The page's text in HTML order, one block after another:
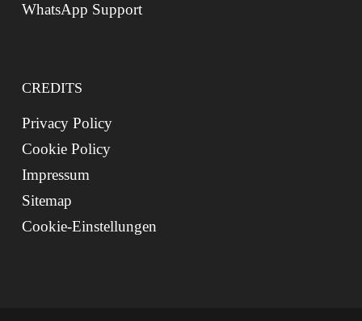
WhatsApp Support
CREDITS
Privacy Policy
Cookie Policy
Impressum
Sitemap
Cookie-Einstellungen